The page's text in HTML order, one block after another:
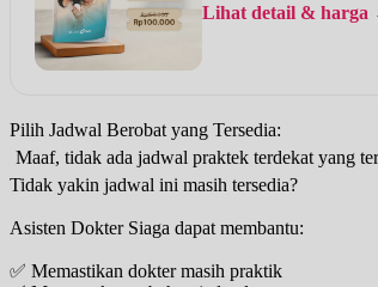
Lihat detail & harga
Pilih Jadwal Berobat yang Tersedia:
Maaf, tidak ada jadwal praktek terdekat yang
Tidak yakin jadwal ini masih tersedia?
Asisten Dokter Siaga dapat membantu:
✅ Memastikan dokter masih praktik